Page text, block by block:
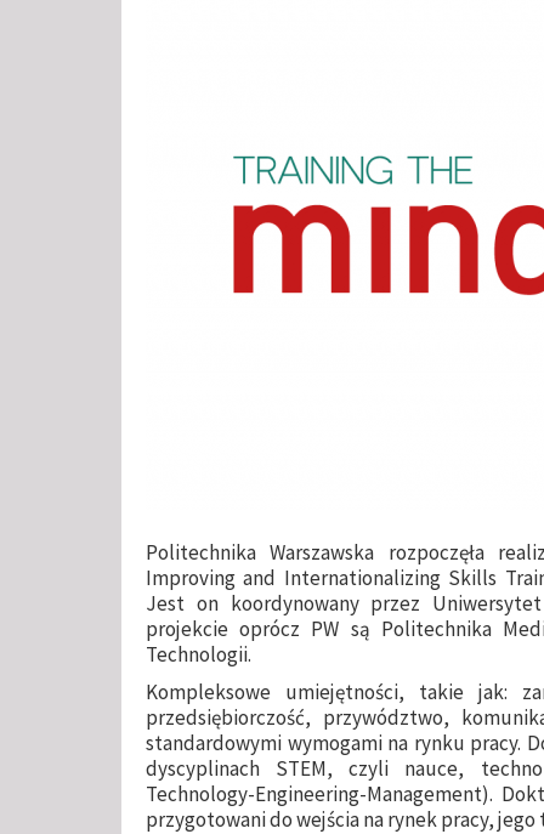
Politechnika Warszawska rozpoczęła
Improving and Internationalizing Skills
Jest on koordynowany przez
projekcie oprócz PW są Politechnika
Technologii.
Kompleksowe umiejętności, takie jak:
przedsiębiorczość, przywództwo,
standardowymi wymogami na rynku pracy.
dyscyplinach STEM, czyli nauce,
Technology-Engineering-Management).
przygotowani do wejścia na rynek pracy,